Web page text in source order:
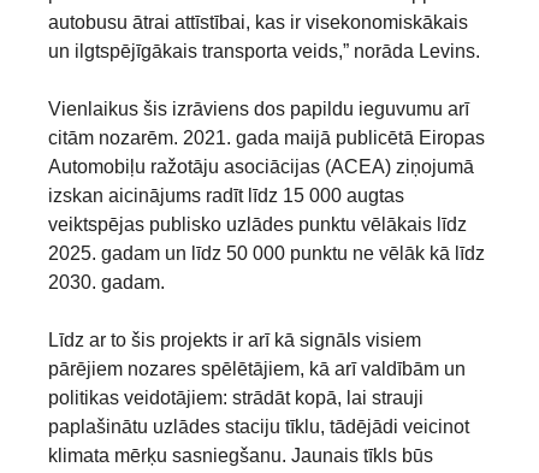
autobusu ātrai attīstībai, kas ir visekonomiskākais
un ilgtspējīgākais transporta veids,” norāda Levins.
Vienlaikus šis izrāviens dos papildu ieguvumu arī
citām nozarēm. 2021. gada maijā publicētā Eiropas
Automobiļu ražotāju asociācijas (ACEA) ziņojumā
izskan aicinājums radīt līdz 15 000 augtas
veiktspējas publisko uzlādes punktu vēlākais līdz
2025. gadam un līdz 50 000 punktu ne vēlāk kā līdz
2030. gadam.
Līdz ar to šis projekts ir arī kā signāls visiem
pārējiem nozares spēlētājiem, kā arī valdībām un
politikas veidotājiem: strādāt kopā, lai strauji
paplašinātu uzlādes staciju tīklu, tādējādi veicinot
klimata mērķu sasniegšanu. Jaunais tīkls būs